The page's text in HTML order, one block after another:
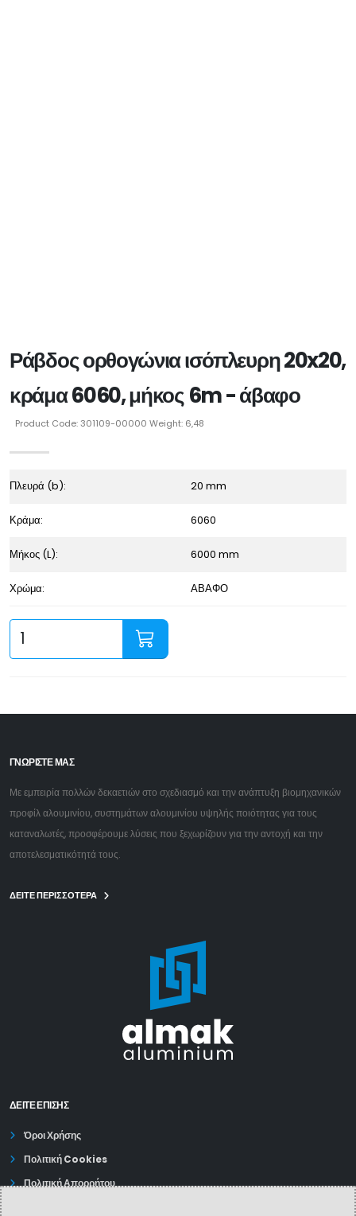
Ράβδος ορθογώνια ισόπλευρη 20x20,
κράμα 6060, μήκος 6m - άβαφο
Product Code: 301109-00000 Weight: 6,48
Πλευρά (b): 20 mm
Κράμα: 6060
Μήκος (L): 6000 mm
Χρώμα: ΑΒΑΦΟ
ΓΝΩΡΙΣΤΕ ΜΑΣ
Με εμπειρία πολλών δεκαετιών στο σχεδιασμό και την ανάπτυξη βιομηχανικών
προφίλ αλουμινίου, συστημάτων αλουμινίου υψηλής ποιότητας για τους
καταναλωτές, προσφέρουμε λύσεις που ξεχωρίζουν για την αντοχή και την
αποτελεσματικότητά τους.
ΔΕΙΤΕ ΠΕΡΙΣΣΟΤΕΡΑ
ΔΕΊΤΕ ΕΠΙΣΗΣ
Όροι Χρήσης
Πολιτική Cookies
Πολιτική Απορρήτου